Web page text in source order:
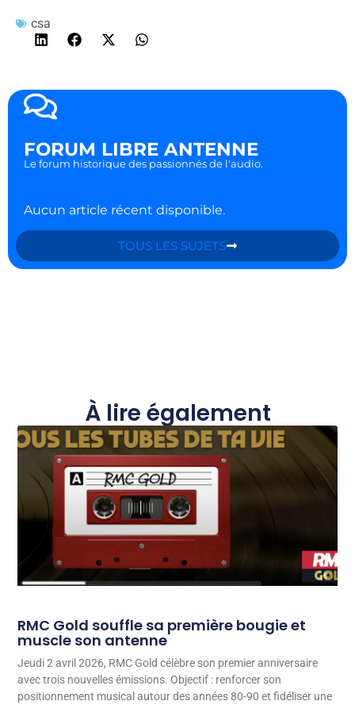
csa
FORUM LIBRE ANTENNE
Le forum historique des passionnés de l'audio.
Aucun article récent disponible.
TOUS LES SUJETS
À lire également
RMC Gold souffle sa première bougie et
muscle son antenne
Jeudi 2 avril 2026, RMC Gold célèbre son premier anniversaire
avec trois nouvelles émissions. Objectif : renforcer son
positionnement musical autour des années 80-90 et fidéliser une